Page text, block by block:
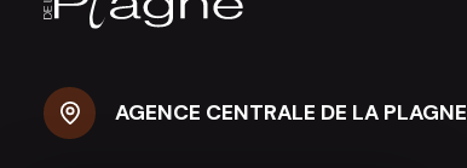
AGENCE CENTRALE DE LA PLAGNE